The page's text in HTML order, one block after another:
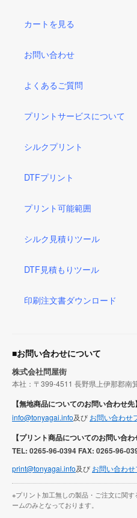
カートを見る
お問い合わせ
よくあるご質問
プリントサービスについて
シルクプリント
DTFプリント
プリント可能範囲
シルク見積りツール
DTF見積もりツール
印刷注文書ダウンロード
■お問い合わせについて
株式会社問屋街
本社：〒399-4511 長野県上伊那郡南
【無地商品についてのお問い合わせ先】
info@tonyagai.info及び お問い合わせ
【プリント商品についてのお問い合わ
TEL: 0265-96-0394 FAX: 0265-96-
print@tonyagai.info及び お問い合わ
※プリント加工無しの製品・ご注文に関
ームのみとなっております。